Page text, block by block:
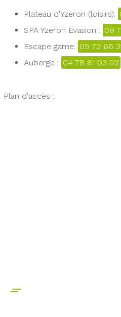
Plateau d'Yzeron (loisirs):
SPA Yzeron Evasion : 09
Escape game: 09 72 66
Auberge : 04 78 81 03 02
Plan d'accès :